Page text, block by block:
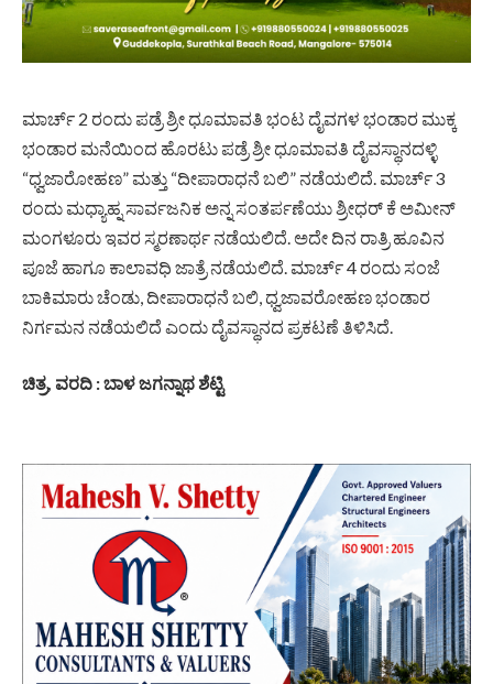
ಮಾರ್ಚ್ 2 ರಂದು ಪಡ್ರೆ ಶ್ರೀ ಧೂಮಾವತಿ ಭಂಟ ದೈವಗಳ ಭಂಡಾರ ಮುಕ್ಕ
ಭಂಡಾರ ಮನೆಯಿಂದ ಹೊರಟು ಪಡ್ರೆ ಶ್ರೀ ಧೂಮಾವತಿ ದೈವಸ್ಥಾನದಳ್ಳಿ
“ಧ್ವಜಾರೋಹಣ” ಮತ್ತು “ದೀಪಾರಾಧನೆ ಬಲಿ” ನಡೆಯಲಿದೆ. ಮಾರ್ಚ್ 3
ರಂದು ಮಧ್ಯಾಹ್ನ ಸಾರ್ವಜನಿಕ ಅನ್ನ ಸಂತರ್ಪಣೆಯು ಶ್ರೀಧರ್ ಕೆ ಅಮೀನ್
ಮಂಗಳೂರು ಇವರ ಸ್ಮರಣಾರ್ಥ ನಡೆಯಲಿದೆ. ಅದೇ ದಿನ ರಾತ್ರಿ ಹೂವಿನ
ಪೂಜೆ ಹಾಗೂ ಕಾಲಾವಧಿ ಜಾತ್ರೆ ನಡೆಯಲಿದೆ. ಮಾರ್ಚ್ 4 ರಂದು ಸಂಜೆ
ಬಾಕಿಮಾರು ಚೆಂಡು, ದೀಪಾರಾಧನೆ ಬಲಿ, ಧ್ವಜಾವರೋಹಣ ಭಂಡಾರ
ನಿರ್ಗಮನ ನಡೆಯಲಿದೆ ಎಂದು ದೈವಸ್ಥಾನದ ಪ್ರಕಟಣೆ ತಿಳಿಸಿದೆ.
ಚಿತ್ರ, ವರದಿ : ಬಾಳ ಜಗನ್ನಾಥ ಶೆಟ್ಟಿ